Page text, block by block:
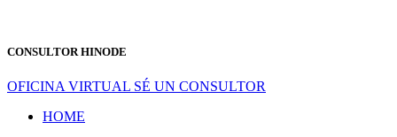
CONSULTOR HINODE
OFICINA VIRTUAL SÉ UN CONSULTOR
HOME